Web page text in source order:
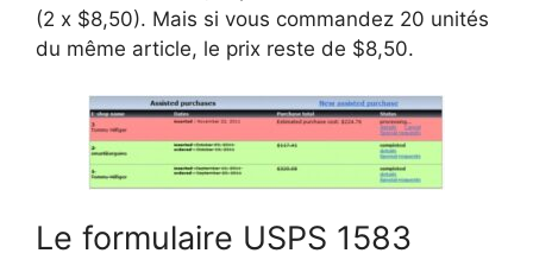
(2 x $8,50). Mais si vous commandez 20 unités
du même article, le prix reste de $8,50.
Le formulaire USPS 1583